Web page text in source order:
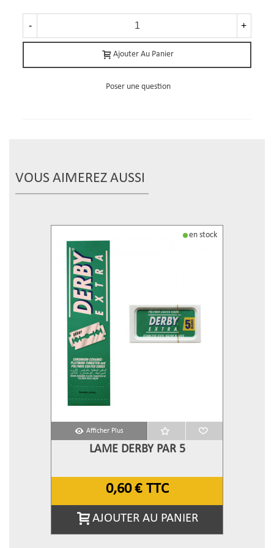
- +
Ajouter Au Panier
Poser une question
VOUS AIMEREZ AUSSI
en stock
Afficher Plus
LAME DERBY PAR 5
0,60 € TTC
AJOUTER AU PANIER